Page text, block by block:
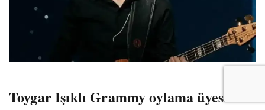
Toygar Işıklı Grammy oylama üyesi